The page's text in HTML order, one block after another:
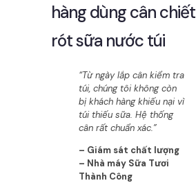
hàng dùng cân chiết
rót sữa nước túi
“Từ ngày lắp cân kiểm tra
túi, chúng tôi không còn
bị khách hàng khiếu nại vì
túi thiếu sữa. Hệ thống
cân rất chuẩn xác.”
– Giám sát chất lượng
– Nhà máy Sữa Tươi
Thành Công